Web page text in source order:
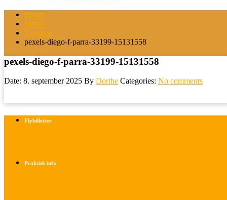
Home
Medie
Egypten
pexels-diego-f-parra-33199-15131558
pexels-diego-f-parra-33199-15131558
Date: 8. september 2025 By Dorthe Categories: No comments
Flybilletter
Praktisk info